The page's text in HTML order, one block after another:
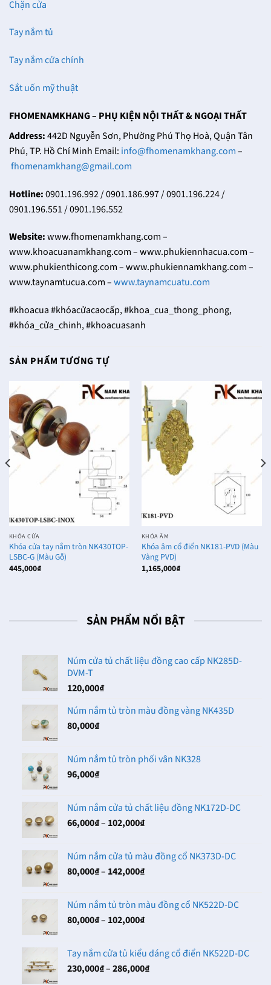
Chặn cửa
Tay nắm tủ
Tay nắm cửa chính
Sắt uốn mỹ thuật
FHOMENAMKHANG – PHỤ KIỆN NỘI THẤT & NGOẠI THẤT
Address:442D Nguyễn Sơn, Phường Phú Thọ Hoà, Quận Tân
Phú, TP. Hồ Chí Minh Email: info@fhomenamkhang.com–
fhomenamkhang@gmail.com
Hotline:0901.196.992 / 0901.186.997 / 0901.196.224 /
0901.196.551 / 0901.196.552
Website:www.fhomenamkhang.com –
www.khoacuanamkhang.com – www.phukiennhacua.com –
www.phukienthicong.com – www.phukiennamkhang.com –
www.taynamtucua.com –www.taynamcuatu.com
#khoacua #khóacửacaocấp, #khoa_cua_thong_phong,
#khóa_cửa_chinh, #khoacuasanh
SẢN PHẨM TƯƠNG TỰ
KHÓA CỬA
Khóa cửa tay nắm tròn NK430TOP-
LSBC-G (Màu Gỗ)
445,000₫
KHÓA ÂM
Khóa âm cổ điển NK181-PVD (Màu
Vàng PVD)
1,165,000₫
SẢN PHẨM NỔI BẬT
Núm cửa tủ chất liệu đồng cao cấp NK285D-
DVM-T
120,000₫
Núm nắm tủ tròn màu đồng vàng NK435D
80,000₫
Núm nắm tủ tròn phối vân NK328
96,000₫
Núm nắm cửa tủ chất liệu đồng NK172D-DC
66,000₫– 102,000₫Khoảng
66,000₫
đến
Núm nắm cửa tủ màu đồng cổ NK373D-DC
80,000₫– 142,000₫Khoảng
80,000₫
đến
Núm nắm tủ tròn màu đồng cổ NK522D-DC
80,000₫– 102,000₫Khoảng
80,000₫
đến
Tay nắm cửa tủ kiểu dáng cổ điển NK522D-DC
230,000₫–286,000₫Khoảng